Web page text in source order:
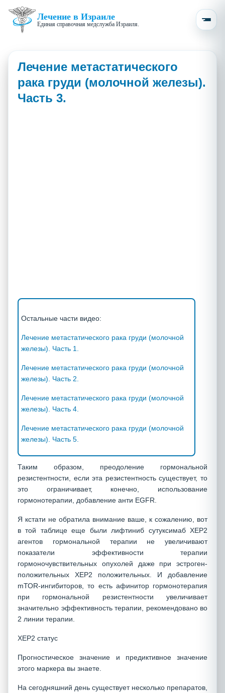
Лечение в Израиле
Единая справочная медслужба Израиля.
Лечение метастатического
рака груди (молочной железы).
Часть 3.
Остальные части видео:
Лечение метастатического рака груди (молочной
железы). Часть 1.
Лечение метастатического рака груди (молочной
железы). Часть 2.
Лечение метастатического рака груди (молочной
железы). Часть 4.
Лечение метастатического рака груди (молочной
железы). Часть 5.
Таким образом, преодоление гормональной
резистентности, если эта резистентность существует, то
это ограничивает, конечно, использование
гормонотерапии, добавление анти EGFR.
Я кстати не обратила внимание ваше, к сожалению, вот
в той таблице еще были лифтиниб сутуксимаб ХЕР2
агентов гормональной терапии не увеличивают
показатели эффективности терапии
гормоночувствительных опухолей даже при эстроген-
положительных ХЕР2 положительных. И добавление
mТОR-ингибиторов, то есть афинитор гормонотерапия
при гормональной резистентности увеличивает
значительно эффективность терапии, рекомендовано во
2 линии терапии.
ХЕР2 статус
Прогностическое значение и предиктивное значение
этого маркера вы знаете.
На сегодняшний день существует несколько препаратов,